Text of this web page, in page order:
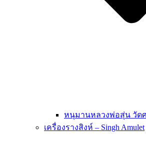
หนุมานหลวงพ่อสุ่น วัด
เครื่องรางสิงห์ – Singh Amulet